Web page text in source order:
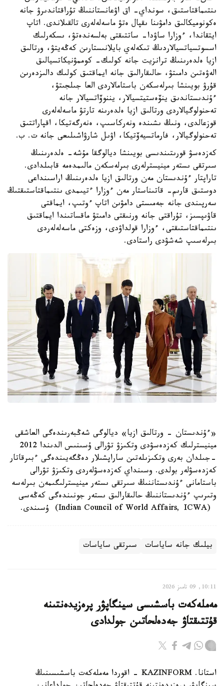
ىنتىماقتاستىق، سونداي- اق اۋعانستاننىڭ تۇراقتاندىرۋ جانە
ەكونوميكالىق دامۋىنا ىقپال ەتۋ ماسەلەلەرى تالقىلاندى. اتاپ
ايتقاندا، ءوزارا ساۋدا- ساتتىقتى بەلسەندەتۋ، ىسكەرلىك
اسسوتسياتسيالاردىڭ تىكەلەي بايلانىستارىن كەڭەيتۋ، ورتالىق
ازيا ەلدەرىنىڭ ترانزيت جانە كولىك- كوممۋنيكاتسيالىق
الەۋەتىن دامىتۋ، حالىقارالىق جانە ايماقتىق كولىك دالىزدەرىن
قۇرۋ بويىنشا بىرلەسكەن باستامالاردى العا جىلجىتۋ،
ءۇندىستاندىق ينۆەستيتسيالار، يننوۆاتسيالار جانە
تەحنولوگيالاردى ورتالىق ازيا ەلدەرىنە تارتۋ ماسەلەلەرى
قوزعالدى، ونىڭ ىشىندە ونەركاسىپ، ەنەرگەتيكا، اقپاراتتىق
تەحنولوگيالار، فارماتسيەۆتيكا، اۋىل شارۋاشىلىعى جانە ت. ب.
كەزدەسۋ قورىتىندىسى بويىنشا ديالوگقا مۇشە- ەلدەرىنىڭ
سىرتقى ىستەر مينيسترلەرى بىرلەسكەن مالىمدەمە قابىلدادى.
تاراپتار ءۇندىستان مەن ورتالىق ازيا ەلدەرىنىڭ اراسىنداعى
دوستىق قارىم- قاتىناستار مەن ءوزارا ءتيىمدى ىنتىماقتاستىقتىڭ
سەرپىندى جانە جەمىستى دامۋىن اتاپ ءوتىپ، ايماقتى
قاۋىپسىز، تۇراقتى جانە ورنىقتى دامىتۋ ماقساتىندا ايماقتىق
ىنتىماقتاستىقتى، ءوزارا قولداۋدى، وزەكتى ماسەلەلەردى
بىرلەسىپ شەشۋدى راستادى.
«ءۇندىستان - ورتالىق ازيا» ديالوگى شەڭبەرىندەگى العاشقى
مينيسترلىك كەزدەسۋدى وتكىزۋ تۋرالى ۇسىنىس الدىندا 2012
-جىلدان بەرى وتكىزىلەتىن ساراپشىلار دەڭگەيىندەگى ءبىرقاتار
كەزدەسۋلەر بولدى. وسىنداي كەزدەسۋلەردى وتكىزۋ تۋرالى
باستامانى ءۇندىستاننىڭ سىرتقى ىستەر مينيسترلىگىمەن بىرلەسە
وتىرىپ ءۇندىستاننىڭ حالىقارالىق ىستەر جونىندەگى كەڭەسى
(Indian Council of World Affairs, ICWA) ۇسىندى.
بيلىك جانە ساياسات سىرتقى ساياسات
10:11, 09 تامىز 2026
مەملەكەت باسشىسى سينگاپۋر پرەزيدەنتىنە
قۇتتىقتاۋ جەدەلحاتىن جولدادى
استانا. KAZINFORM - اقوردا مەملەكەت باسشىسىنىڭ